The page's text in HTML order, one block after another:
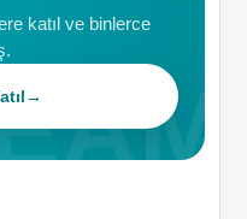
katıl ve binlerce
→